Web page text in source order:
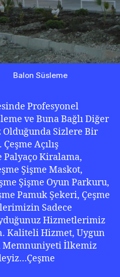
Balon Süsleme
Profesyonel
ve Buna Bağlı Diğer
Olduğunda Sizlere Bir
Açılış
Palyaço Kiralama,
Şişme Maskot,
Şişme Oyun Parkuru,
Pamuk Şekeri, Çeşme
Sadece
Hizmetlerimiz
Kaliteli Hizmet, Uygun
Memnuniyeti İlkemiz